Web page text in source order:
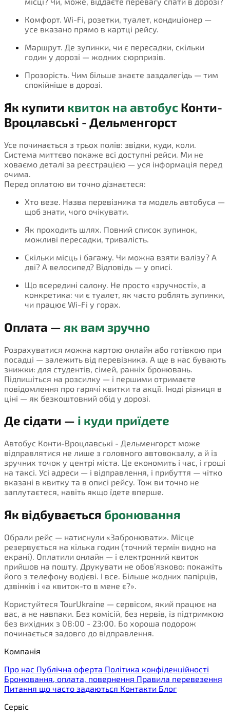
Комфорт. Wi-Fi, розетки, туалет, кондиціонер —
усе вказано прямо в картці рейсу.
Маршрут. Де зупинки, чи є пересадки, скільки
годин у дорозі — жодних сюрпризів.
Прозорість. Чим більше знаєте заздалегідь — тим
спокійніше в дорозі.
Як купити квиток на автобус Конти-
Вроцлавські - Дельменгорст
Усе починається з трьох полів: звідки, куди, коли.
Система миттєво покаже всі доступні рейси. Ми не
ховаємо деталі за реєстрацією — уся інформація перед
очима.
Перед оплатою ви точно дізнаєтеся:
Хто везе. Назва перевізника та модель автобуса —
щоб знати, чого очікувати.
Як проходить шлях. Повний список зупинок,
можливі пересадки, тривалість.
Скільки місць і багажу. Чи можна взяти валізу? А
дві? А велосипед? Відповідь — у описі.
Що всередині салону. Не просто «зручності», а
конкретика: чи є туалет, як часто роблять зупинки,
чи працює Wi-Fi у горах.
Оплата — як вам зручно
Розрахуватися можна картою онлайн або готівкою при
посадці — залежить від перевізника. А ще в нас бувають
знижки: для студентів, сімей, ранніх бронювань.
Підпишіться на розсилку — і першими отримаєте
повідомлення про гарячі квитки та акції. Іноді різниця в
ціні — як безкоштовний обід у дорозі.
Де сідати — і куди приїдете
Автобус Конти-Вроцлавські - Дельменгорст може
відправлятися не лише з головного автовокзалу, а й із
зручних точок у центрі міста. Це економить і час, і гроші
на таксі. Усі адреси — і відправлення, і прибуття — чітко
вказані в квитку та в описі рейсу. Тож ви точно не
заплутаєтеся, навіть якщо їдете вперше.
Як відбувається бронювання
Обрали рейс — натиснули «Забронювати». Місце
резервується на кілька годин (точний термін видно на
екрані). Оплатили онлайн — і електронний квиток
прийшов на пошту. Друкувати не обов’язково: покажіть
його з телефону водієві. І все. Більше жодних папірців,
дзвінків і «а квиток-то в мене є?».
Користуйтеся TourUkraine — сервісом, який працює на
вас, а не навпаки. Без комісій, без нервів, із підтримкою
без вихідних з 08:00 - 23:00. Бо хороша подорож
починається задовго до відправлення.
Компанія
Про нас Публічна оферта Політика конфіденційності
Бронювання, оплата, повернення Правила перевезення
Питання що часто задаються Контакти Блог
Сервіс